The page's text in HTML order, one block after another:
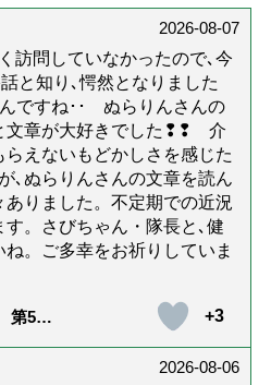
2026-08-07
訪問していなかったので､今
と知り､愕然となりました
ですね･･ ぬらりんさんの
文章が大好きでした❢❢ 介
えないもどかしさを感じた
､ぬらりんさんの文章を読ん
りました。不定期での近況
。さびちゃん・隊長と､健
。ご多幸をお祈りしていま
第500
+3
2026-08-06